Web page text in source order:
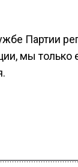
Партии
мы только